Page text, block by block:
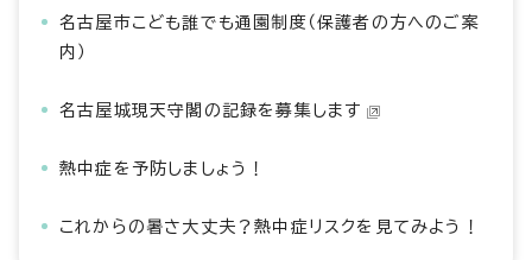
名古屋市こども誰でも通園制度（保護者の方へのご案
内）
名古屋城現天守閣の記録を募集します
熱中症を予防しましょう！
これからの暑さ大丈夫？熱中症リスクを見てみよう！